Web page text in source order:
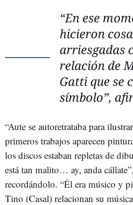
“En ese
hicieron
arriesgadas
relación de
Gatti que se
símbolo”,
“Aute se autoretrataba para
primeros trabajos aparecen
los discos estaban repletas de
está tan malito… ay, anda
recordándolo. “Él era músico y
Tino (Casal) relacionan su